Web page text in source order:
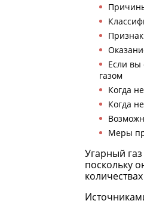
Если вы
газом
Когда
Когда
Меры
Угарный
поскольку